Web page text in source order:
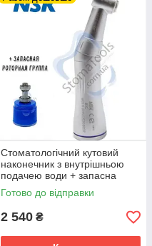
Стоматологічний кутовий
наконечник з внутрішньою
подачею води + запасна
роторна група - NSK NAC-EC
Готово до відправки
2 540 ₴